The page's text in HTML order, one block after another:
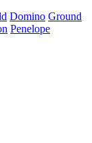
Domino Ground
Penelope